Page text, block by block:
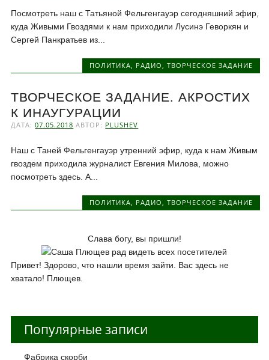
Посмотреть наш с Татьяной Фельгенгауэр сегодняшний эфир,
куда Живыми Гвоздями к нам приходили Лусинэ Геворкян и
Сергей Панкратьев из...
ПОЛИТИКА, РАДИО, ТВОРЧЕСКОЕ ЗАДАНИЕ
ТВОРЧЕСКОЕ ЗАДАНИЕ. АКРОСТИХ
К ИНАУГУРАЦИИ
ДАТА:07.05.2018 АВТОР: PLUSHEV
Наш с Таней Фельгенгауэр утренний эфир, куда к нам Живым
гвоздем приходила журналист Евгения Милова, можно
посмотреть здесь. А...
ПОЛИТИКА РАДИО ТВОРЧЕСКОЕ ЗАДАНИЕ
Слава богу, вы пришли!
Привет! Здорово, что нашли время зайти. Вас здесь не
хватало! Плющев.
Популярные записи
Фабрика скорби